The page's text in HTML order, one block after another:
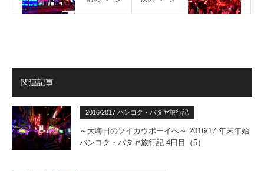
関連記事
2016/2017 バンコク・パタヤ旅行記
～大晦日のソイカウボーイへ～ 2016/17 年末年始
バンコク・パタヤ旅行記 4日目（5）